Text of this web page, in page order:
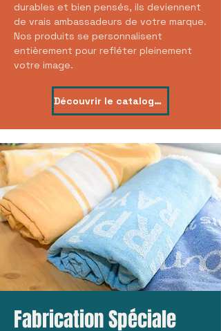
durables et bien pensés, ils deviennent
de vrais ambassadeurs de votre marque.
Nos produits se personnalisent
entièrement pour refléter pleinement
votre image.
Découvrir le catalogue
Fabrication Spéciale